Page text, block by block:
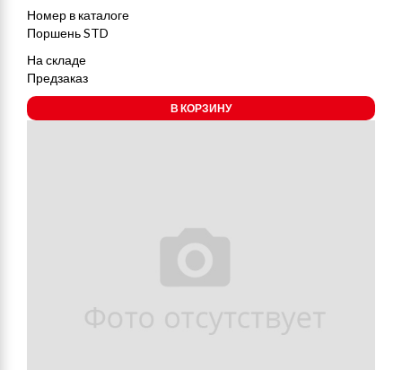
Номер в каталоге
Поршень STD
На складе
Предзаказ
В КОРЗИНУ